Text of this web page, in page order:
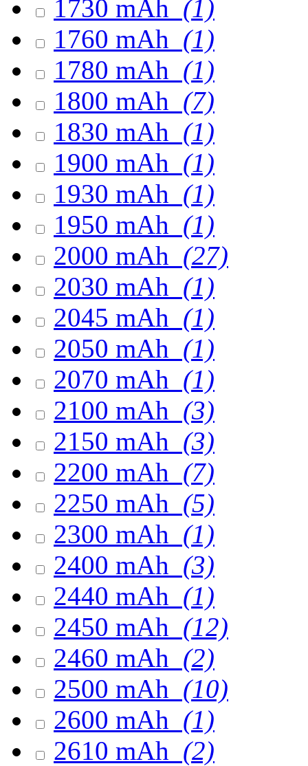
1730 mAh (1)
1760 mAh (1)
1780 mAh (1)
1800 mAh (7)
1830 mAh (1)
1900 mAh (1)
1930 mAh (1)
1950 mAh (1)
2000 mAh (27)
2030 mAh (1)
2045 mAh (1)
2050 mAh (1)
2070 mAh (1)
2100 mAh (3)
2150 mAh (3)
2200 mAh (7)
2250 mAh (5)
2300 mAh (1)
2400 mAh (3)
2440 mAh (1)
2450 mAh (12)
2460 mAh (2)
2500 mAh (10)
2600 mAh (1)
2610 mAh (2)